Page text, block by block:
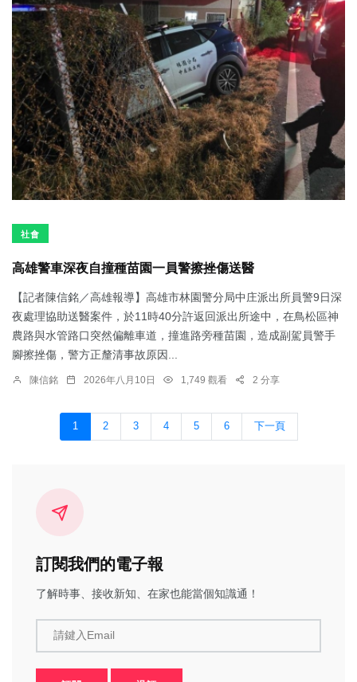
社會
高雄警車深夜自撞種苗園一員警擦挫傷送醫
【記者陳信銘／高雄報導】高雄市林園警分局中庄派出所員警9日深
夜處理協助送醫案件，於11時40分許返回派出所途中，在鳥松區神
農路與水管路口突然偏離車道，撞進路旁種苗園，造成副駕員警手
腳擦挫傷，警方正釐清事故原因...
陳信銘 2026年八月10日 1,749 觀看 2 分享
1 2 3 4 5 6 下一頁
訂閱我們的電子報
了解時事、接收新知、在家也能當個知識通！
請鍵入Email